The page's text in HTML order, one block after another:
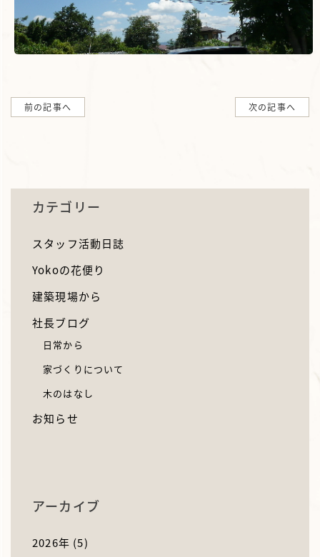
前の記事へ 次の記事へ
カテゴリー
スタッフ活動日誌
Yokoの花便り
建築現場から
社長ブログ
日常から
家づくりについて
木のはなし
お知らせ
アーカイブ
2026年 (5)